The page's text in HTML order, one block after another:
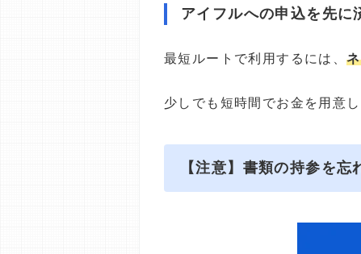
アイフルへの申込を先に
最短ルートで利用するには、
少しでも短時間でお金を用意し
【注意】書類の持参を忘